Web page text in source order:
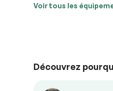
Accessoires
Confort
Voir tous les
Découvrez